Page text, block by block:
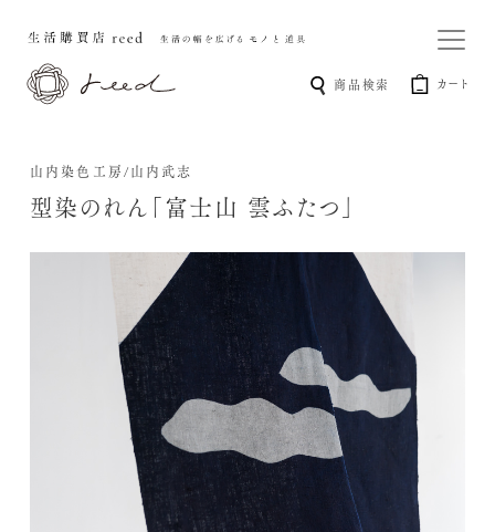
商品検索 カート
山内染色工房/山内武志
型染のれん「富士山 雲ふたつ」